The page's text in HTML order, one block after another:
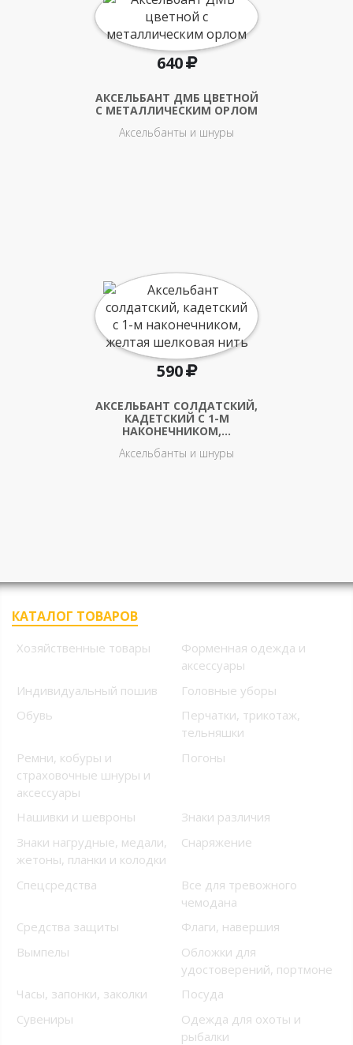
640
АКСЕЛЬБАНТ ДМБ ЦВЕТНОЙ
С МЕТАЛЛИЧЕСКИМ ОРЛОМ
Аксельбанты и шнуры
590
АКСЕЛЬБАНТ СОЛДАТСКИЙ,
КАДЕТСКИЙ С 1-М
НАКОНЕЧНИКОМ,…
Аксельбанты и шнуры
КАТАЛОГ ТОВАРОВ
Хозяйственные товары
Форменная одежда и
аксессуары
Индивидуальный пошив
Головные уборы
Обувь
Перчатки, трикотаж,
тельняшки
Ремни, кобуры и
страховочные шнуры и
аксессуары
Погоны
Нашивки и шевроны
Знаки различия
Знаки нагрудные, медали,
жетоны, планки и колодки
Снаряжение
Спецсредства
Все для тревожного
чемодана
Средства защиты
Флаги, навершия
Вымпелы
Обложки для
удостоверений, портмоне
Часы, запонки, заколки
Посуда
Сувениры
Одежда для охоты и
рыбалки